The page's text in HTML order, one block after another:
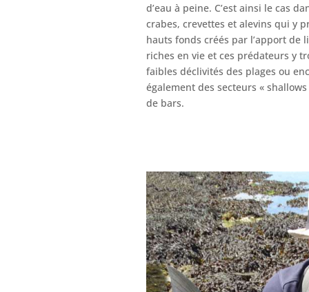
d’eau à peine. C’est ainsi le cas
crabes, crevettes et alevins qui y
hauts fonds créés par l’apport de
riches en vie et ces prédateurs y
faibles déclivités des plages ou
également des secteurs «
de bars.